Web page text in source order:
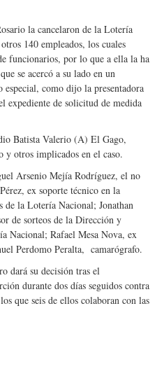
la cancelaron de la Lotería
140 empleados, los cuales
funcionarios, por lo que a ella la ha
se acercó a su lado en un
especial, como dijo la presentadora
expediente de solicitud de medida
Batista Valerio (A) El Gago,
otros implicados en el caso.
Arsenio Mejía Rodríguez, el no
ex soporte técnico en la
la Lotería Nacional; Jonathan
de sorteos de la Dirección y
Nacional; Rafael Mesa Nova, ex
Perdomo Peralta, camarógrafo.
dará su decisión tras el
durante dos días seguidos contra
que seis de ellos colaboran con las